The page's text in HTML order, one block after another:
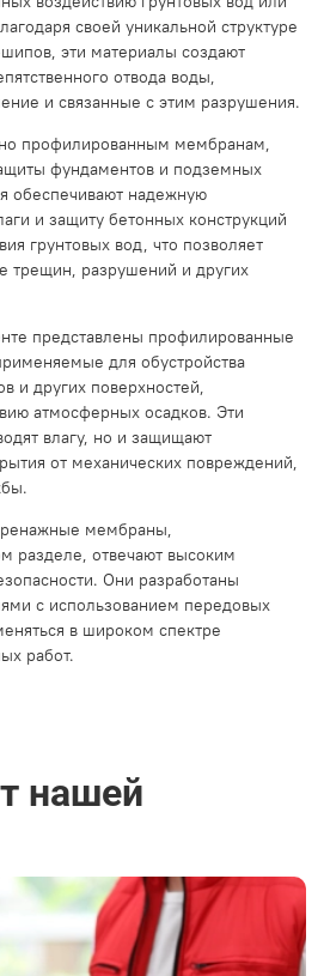
своей уникальной структуре
эти материалы создают
отвода воды,
и связанные с этим разрушения.
профилированным мембранам,
фундаментов и подземных
обеспечивают надежную
и защиту бетонных конструкций
грунтовых вод, что позволяет
трещин, разрушений и других
представлены профилированные
для обустройства
и других поверхностей,
атмосферных осадков. Эти
влагу, но и защищают
от механических повреждений,
мембраны,
разделе, отвечают высоким
Они разработаны
с использованием передовых
в широком спектре
работ.
нашей